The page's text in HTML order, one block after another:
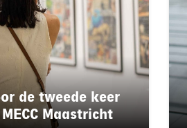
de tweede keer
Maastricht